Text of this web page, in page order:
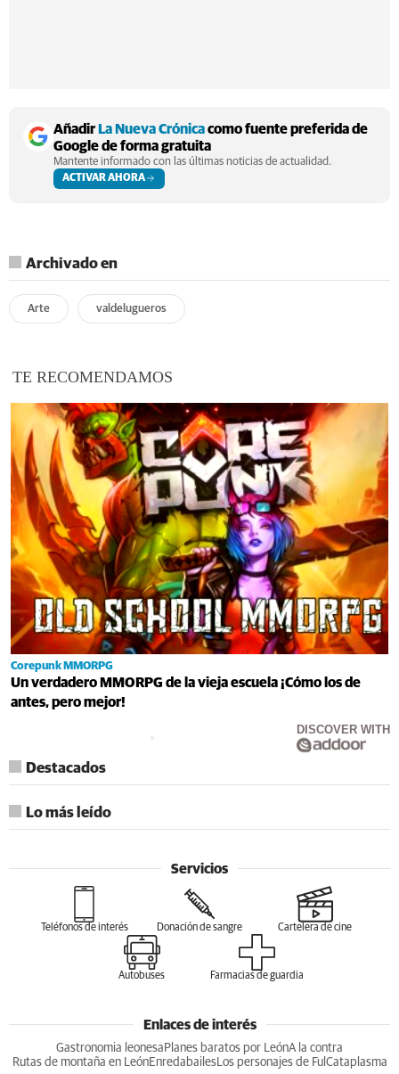
AñadirLa Nueva Crónicacomo fuente preferida de
Google de forma gratuita
Mantente informado con las últimas noticias de actualidad.
ACTIVAR AHORA
Archivado en
Arte valdelugueros
TE RECOMENDAMOS
Corepunk MMORPG
Un verdadero MMORPG de la vieja escuela ¡Cómo los de
antes, pero mejor!
DISCOVER WITH
Destacados
Lo más leído
Servicios
Teléfonos de interés Donación de sangre Cartelera de cine
Autobuses Farmacias de guardia
Enlaces de interés
Gastronomia leonesa Planes baratos por LeónA la contra
Rutas de montaña en LeónEnredabailesLos personajes de Ful Cataplasma